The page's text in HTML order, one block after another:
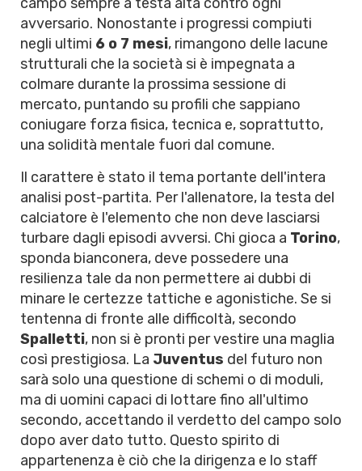
avversario. Nonostante i progressi compiuti
negli ultimi 6 o 7 mesi, rimangono delle lacune
strutturali che la società si è impegnata a
colmare durante la prossima sessione di
mercato, puntando su profili che sappiano
coniugare forza fisica, tecnica e, soprattutto,
una solidità mentale fuori dal comune.
Il carattere è stato il tema portante dell'intera
analisi post-partita. Per l'allenatore, la testa del
calciatore è l'elemento che non deve lasciarsi
turbare dagli episodi avversi. Chi gioca a Torino,
sponda bianconera, deve possedere una
resilienza tale da non permettere ai dubbi di
minare le certezze tattiche e agonistiche. Se si
tentenna di fronte alle difficoltà, secondo
Spalletti, non si è pronti per vestire una maglia
così prestigiosa. La Juventus del futuro non
sarà solo una questione di schemi o di moduli,
ma di uomini capaci di lottare fino all'ultimo
secondo, accettando il verdetto del campo solo
dopo aver dato tutto. Questo spirito di
appartenenza è ciò che la dirigenza e lo staff